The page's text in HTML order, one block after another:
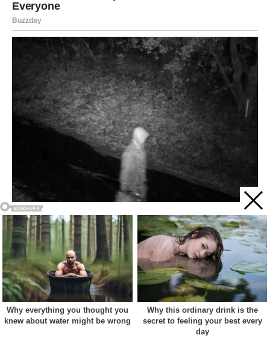
Acest site web folosește cookie-uri pentru a vă îmbunătăți
experiența. Vom presupune că sunteți de acord cu asta dacă
vă continuați navigarea.
Cookie settings ACCEPT